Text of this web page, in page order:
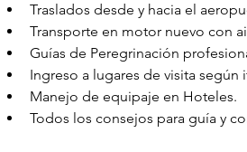
Traslados desde y hacia el
Transporte en motor nuevo con
Guías de Peregrinación
Ingreso a lugares de visita según
Manejo de equipaje en Hoteles.
Todos los consejos para guía y